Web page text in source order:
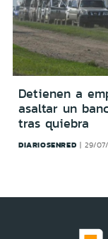
Detienen a
asaltar un
tras quiebra
DIARIOSENRED 29/